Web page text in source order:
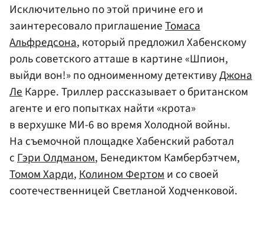
Исключительно по этой причине его и
заинтересовало приглашениеТомаса
Альфредсона, который предложил Хабенскому
роль советского атташе в картине «Шпион,
выйди вон!» по одноименному детективуДжона
ЛеКарре. Триллер рассказывает о британском
агенте и его попытках найти «крота»
в верхушке МИ-6 во время Холодной войны.
На съемочной площадке Хабенский работал
сГэри Олдманом, Бенедиктом Камбербэтчем,
Томом Харди,Колином Фертоми со своей
соотечественницей Светланой Ходченковой.